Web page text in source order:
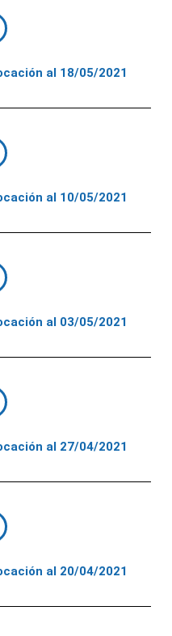
al 18/05/2021
al 10/05/2021
al 03/05/2021
al 27/04/2021
al 20/04/2021